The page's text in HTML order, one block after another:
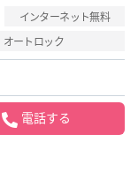
インターネット無料
オートロック
電話する